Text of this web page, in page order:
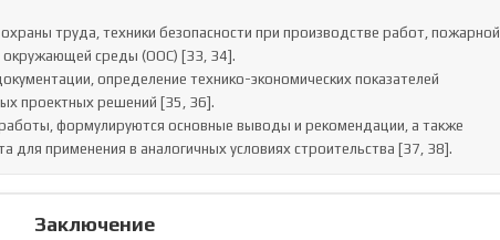
труда, техники безопасности при производстве работ, пожарной
окружающей среды (ООС) [33, 34].
определение технико-экономических показателей
проектных решений [35, 36].
формулируются основные выводы и рекомендации, а также
для применения в аналогичных условиях строительства [37, 38].
Заключение